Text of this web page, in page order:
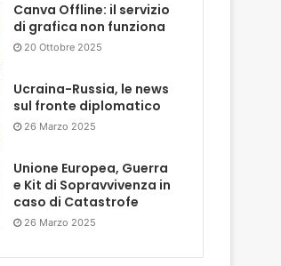
Canva Offline: il servizio
di grafica non funziona
20 Ottobre 2025
Ucraina-Russia, le news
sul fronte diplomatico
26 Marzo 2025
Unione Europea, Guerra
e Kit di Sopravvivenza in
caso di Catastrofe
26 Marzo 2025